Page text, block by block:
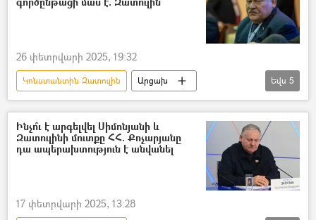
26 փետրվարի 2025, 19:32
Կոնստանտին Զատուլին
Արցախ
Լեռնային Ղարաբաղ
հայ-ադրբեջանական
Ադրբեջան
դատ պատմություն
Եվս 5
Ինչո՞ւ է արգելվել Սիմոնյանի և
Զատուլինի մուտքը ՀՀ. Քոչարյանը
դա ապերախտություն է անվանել
17 փետրվարի 2025, 13:28